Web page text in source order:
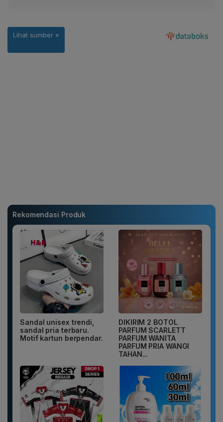
Rekomendasi Produk
Sandal unisex trendi,
sandal pria terbaru.
Motif kartun berpendar.
DIKIRIM 2 BOTOL
PARFUM SCARLETT
PARFUM WANITA
PARFUM PRIA WANGI
TAHAN...